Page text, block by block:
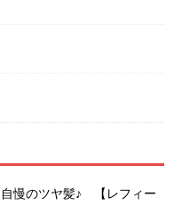
慢のツヤ髪♪ 【レフィー